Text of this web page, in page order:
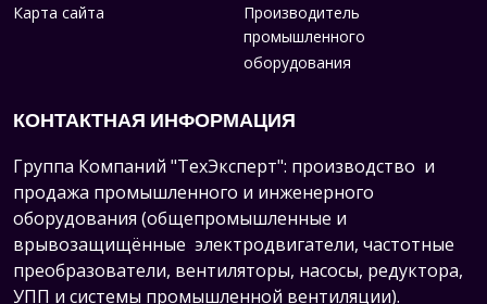
Карта сайта
Производитель
промышленного
оборудования
КОНТАКТНАЯ ИНФОРМАЦИЯ
Группа Компаний "ТехЭксперт": производство и
продажа промышленного и инженерного
оборудования (общепромышленные и
врывозащищённые электродвигатели, частотные
преобразователи, вентиляторы, насосы, редуктора,
УПП и системы промышленной вентиляции).